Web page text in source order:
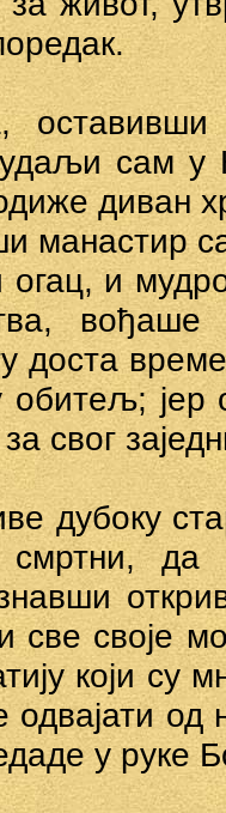
оставивши
сам у
диван
манастир
и
вођаше
доста
обитељ;
свог
дубоку
да
све своје
који су
одвајати
у руке